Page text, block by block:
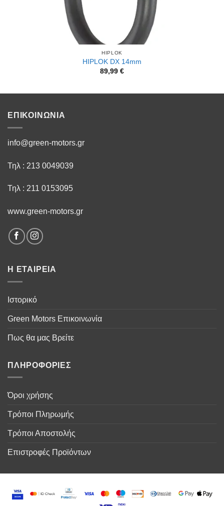
HIPLOK
HIPLOK DX 14mm
89,99 €
ΕΠΙΚΟΙΝΩΝΙΑ
info@green-motors.gr
Τηλ : 213 0049039
Τηλ : 211 0153095
www.green-motors.gr
Η ΕΤΑΙΡΕΙΑ
Ιστορικό
Green Motors Επικοινωνία
Πως θα μας Βρείτε
ΠΛΗΡΟΦΟΡΙΕΣ
Όροι χρήσης
Τρόποι Πληρωμής
Τρόποι Αποστολής
Επιστροφές Προϊόντων